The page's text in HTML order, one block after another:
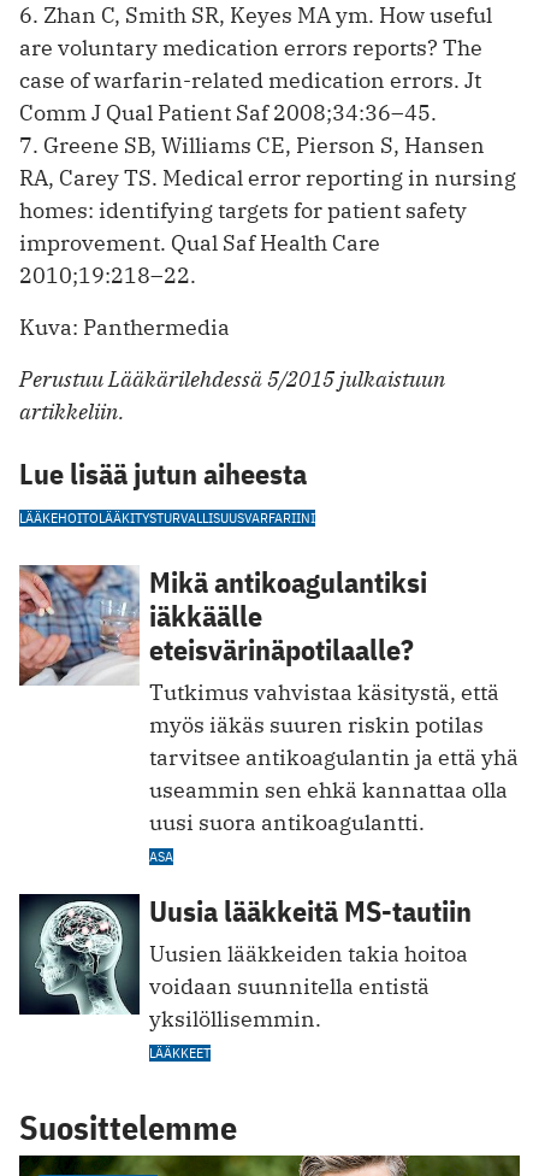
6. Zhan C, Smith SR, Keyes MA ym. How useful
are voluntary medication errors reports? The
case of warfarin-related ­medication errors. Jt
Comm J Qual Patient Saf 2008;34:36–45.
7. Greene SB, Williams CE, Pierson S, Hansen
RA, Carey TS. Medical error reporting in nursing
homes: identifying targets for patient safety
improvement. Qual Saf Health Care
2010;19:218–22.
Kuva: Panthermedia
Perustuu Lääkärilehdessä 5/2015 julkaistuun
artikkeliin.
Lue lisää jutun aiheesta
LÄÄKEHOITOLÄÄKITYSTURVALLISUUSVARFARIINI
Mikä antikoagulantiksi
iäkkäälle
eteisvärinäpotilaalle?
Tutkimus vahvistaa käsitystä, että
myös iäkäs suuren riskin potilas
tarvitsee antikoagulantin ja että yhä
useammin sen ehkä kannattaa olla
uusi suora antikoagulantti.
ASA
Uusia lääkkeitä MS-tautiin
Uusien lääkkeiden takia hoitoa
voidaan suunnitella entistä
yksilöllisemmin.
LÄÄKKEET
Suosittelemme